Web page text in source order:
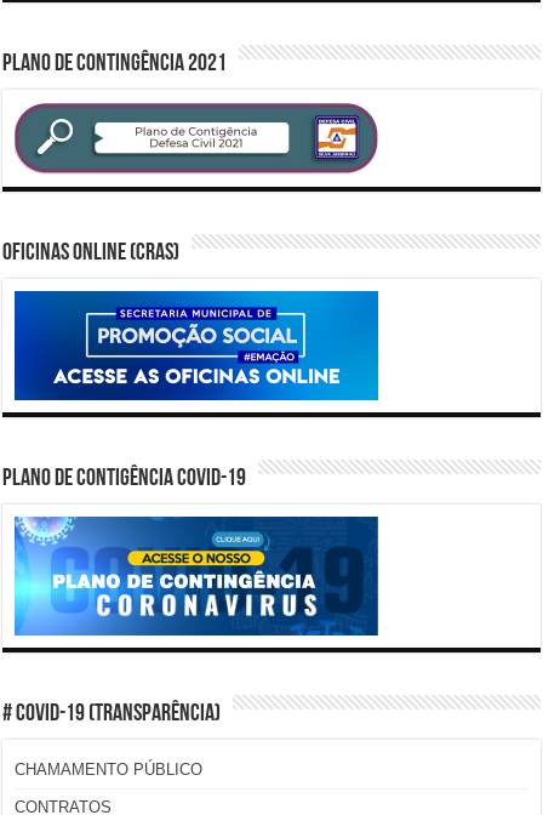
PLANO DE CONTINGÊNCIA 2021
Oficinas Online (CRAS)
PLANO DE CONTIGÊNCIA COVID-19
# COVID-19 (TRANSPARÊNCIA)
CHAMAMENTO PÚBLICO
CONTRATOS